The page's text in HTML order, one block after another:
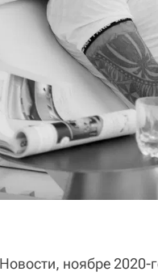
ноябре 2020-